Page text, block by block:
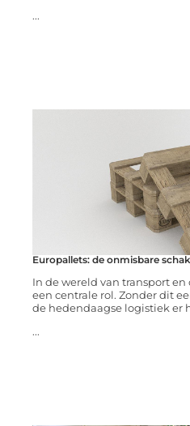
...
Europallets: de onmisbare
In de wereld van transport
een centrale rol. Zonder dit
de hedendaagse logistiek er
...